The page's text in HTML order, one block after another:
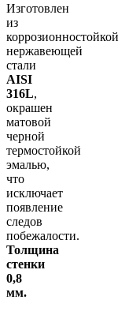
Изготовлен
из
коррозионностойкой
нержавеющей
стали
AISI
316L,
окрашен
матовой
черной
термостойкой
эмалью,
что
исключает
появление
следов
побежалости.
Толщина
стенки
0,8
мм.